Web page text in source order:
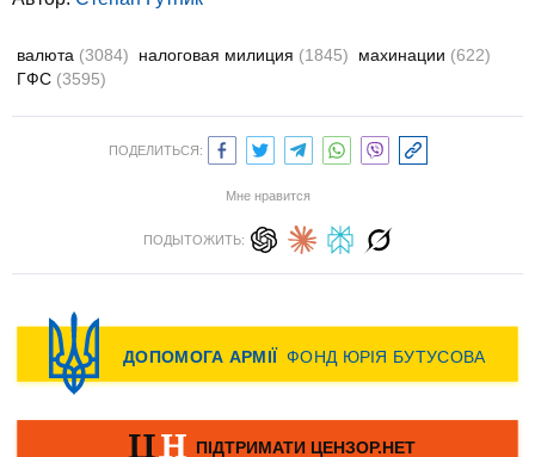
валюта (3084) налоговая милиция (1845) махинации (622)
ГФС (3595)
ПОДЕЛИТЬСЯ:
Мне нравится
ПОДЫТОЖИТЬ: